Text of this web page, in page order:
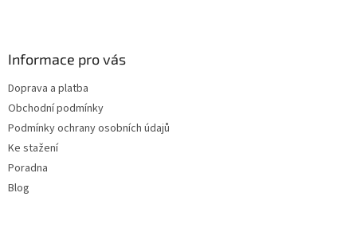
Informace pro vás
Doprava a platba
Obchodní podmínky
Podmínky ochrany osobních údajů
Ke stažení
Poradna
Blog